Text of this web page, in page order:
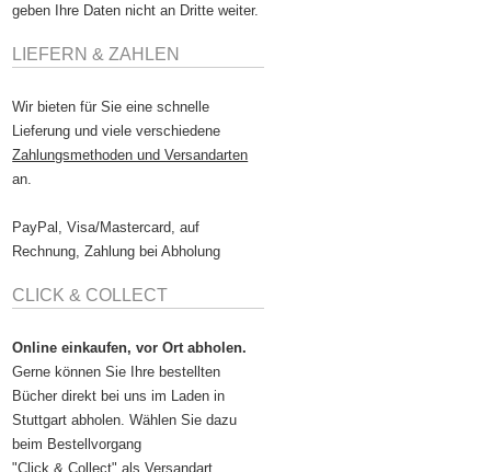
geben Ihre Daten nicht an Dritte weiter.
LIEFERN & ZAHLEN
Wir bieten für Sie eine schnelle
Lieferung und viele verschiedene
Zahlungsmethoden und Versandarten
an.
PayPal, Visa/Mastercard, auf
Rechnung, Zahlung bei Abholung
CLICK & COLLECT
Online einkaufen, vor Ort abholen.
Gerne können Sie Ihre bestellten
Bücher direkt bei uns im Laden in
Stuttgart abholen. Wählen Sie dazu
beim Bestellvorgang
"Click & Collect" als Versandart.